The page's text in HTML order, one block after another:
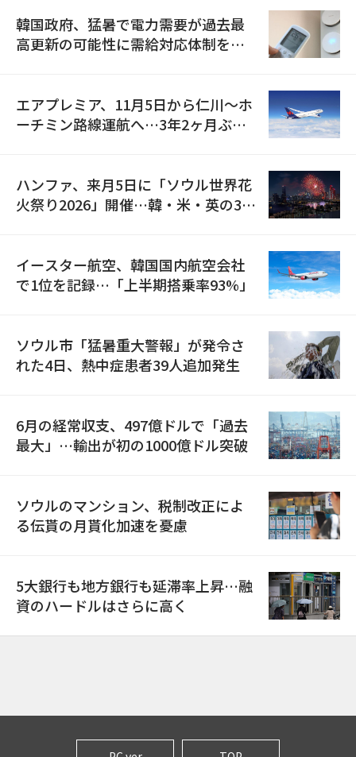
韓国政府、猛暑で電力需要が過去最
高更新の可能性に需給対応体制を点
エアプレミア、11月5日から仁川〜ホ
ーチミン路線運航へ…3年2ヶ月ぶり
ハンファ、来月5日に「ソウル世界花
火祭り2026」開催…韓・米・英の3カ
イースター航空、韓国国内航空会社
で1位を記録…「上半期搭乗率93%」
ソウル市「猛暑重大警報」が発令さ
れた4日、熱中症患者39人追加発生
6月の経常収支、497億ドルで「過去
最大」…輸出が初の1000億ドル突破
ソウルのマンション、税制改正によ
る伝貰の月貰化加速を憂慮
5大銀行も地方銀行も延滞率上昇…融
資のハードルはさらに高く